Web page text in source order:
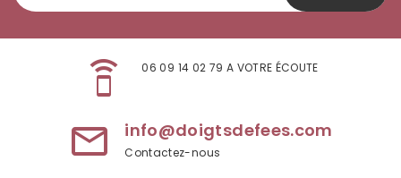
speaker_phone 06 09 14 02 79 A VOTRE ÉCOUTE
mail_outline info@doigtsdefees.com
Contactez-nous